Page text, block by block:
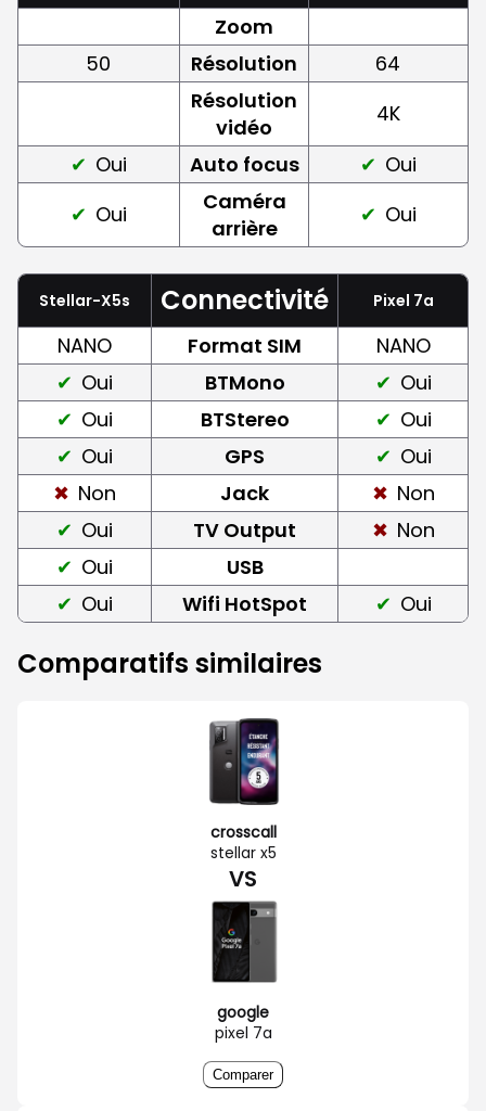
Zoom
50
Résolution
64
Résolution
vidéo
4K
Oui
Auto focus
Oui
Oui
Caméra
arrière
Oui
Stellar-X5s Connectivité Pixel 7a
NANO Format SIM
NANO
Oui
BTMono
Oui
Oui
BTStereo
Oui
Oui
GPS
Oui
Non
Jack
Non
Oui
TV Output
Non
Oui
USB
Oui
Wifi HotSpot Oui
Comparatifs similaires
crosscall
stellar x5
VS
google
pixel 7a
Comparer